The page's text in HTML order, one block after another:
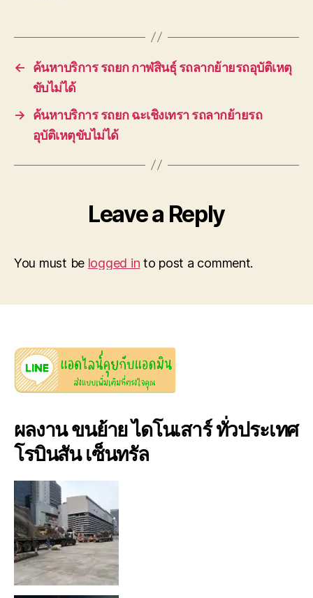
←
ค้นหาบริการ รถยก กาฬสินธุ์ รถลากย้ายรถอุบัติเหตุ
ขับไม่ได้
→
ค้นหาบริการ รถยก ฉะเชิงเทรา รถลากย้ายรถ
อุบัติเหตุขับไม่ได้
Leave a Reply
You must be logged in to post a comment.
ผลงาน ขนย้าย ไดโนเสาร์ ทั่วประเทศ
โรบินสัน เซ็นทรัล